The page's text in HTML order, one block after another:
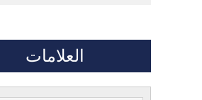
العلامات